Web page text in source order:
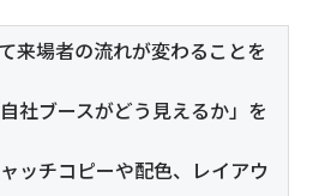
来場者の流れが変わることを
社ブースがどう見えるか」を
ッチコピーや配色、レイアウ